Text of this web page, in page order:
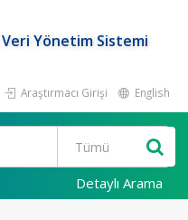
Yönetim Sistemi
Araştırmacı Girişi English
Detaylı Arama